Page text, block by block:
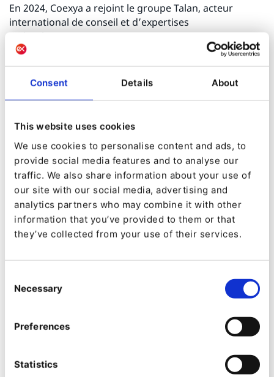
Consent Details About
This website uses cookies
We use cookies to personalise content and ads, to
provide social media features and to analyse our
traffic. We also share information about your use of
our site with our social media, advertising and
analytics partners who may combine it with other
information that you’ve provided to them or that
they’ve collected from your use of their services.
Selection
Necessary
Preferences
Statistics
En 2024, Coexya a rejoint le groupe Talan, acteur
international de conseil et d’expertises
technologiques.
Coexya accompagne les entreprises dans leur
transformation digitale et l’exploitation de leur data.
Sa mission est de transformer les organisations et
l’intelligence collective.
Coexya intervient dans plusieurs domaines de
compétence : Customer Experience, Employee
Expérience, Digital Content, Location intelligence et
Smart data et les infrastructures d’entreprise, et
propose des solutions business pour des domaines
d’activité comme la santé, la propriété intellectuelle ou
Coexya sert plus de 400 clients. En 2023, l’entreprise a
réalisé un chiffre d’affaires de plus de 109 millions
collaborateurs basés à Lyon, Paris et Rennes.
d'amélioration des processus métiers (ECM et CMS),